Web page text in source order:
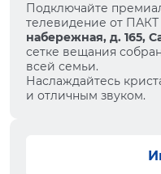
Подключайте
телевидение от ПАКТ
набережная, д. 165,
сетке вещания
всей семьи.
Наслаждайтесь
и отличным звуком.